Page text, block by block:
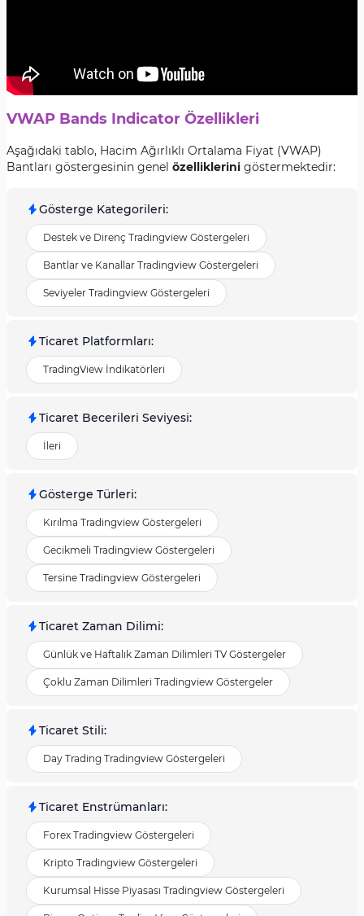
VWAP Bands Indicator Özellikleri
Aşağıdaki tablo, Hacim Ağırlıklı Ortalama Fiyat (VWAP)
Bantları göstergesinin genel özelliklerini göstermektedir:
Gösterge Kategorileri:
Destek ve Direnç Tradingview Göstergeleri
Bantlar ve Kanallar Tradingview Göstergeleri
Seviyeler Tradingview Göstergeleri
Ticaret Platformları:
TradingView İndikatörleri
Ticaret Becerileri Seviyesi:
İleri
Gösterge Türleri:
Kırılma Tradingview Göstergeleri
Gecikmeli Tradingview Göstergeleri
Tersine Tradingview Göstergeleri
Ticaret Zaman Dilimi:
Günlük ve Haftalık Zaman Dilimleri TV Göstergeler
Çoklu Zaman Dilimleri Tradingview Göstergeler
Ticaret Stili:
Day Trading Tradingview Göstergeleri
Ticaret Enstrümanları:
Forex Tradingview Göstergeleri
Kripto Tradingview Göstergeleri
Kurumsal Hisse Piyasası Tradingview Göstergeleri